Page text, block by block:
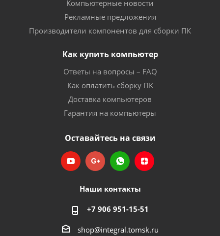
Компьютерные новости
Рекламные предложения
Производители компонентов для сборки ПК
Как купить компьютер
Ответы на вопросы – FAQ
Как оплатить сборку ПК
Доставка компьютеров
Гарантия на компьютеры
Оставайтесь на связи
Наши контакты
+7 906 951-15-51
shop@integral.tomsk.ru